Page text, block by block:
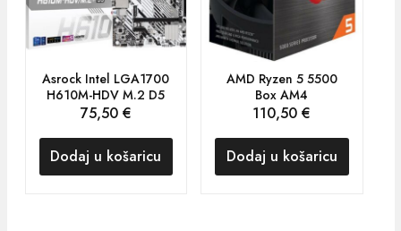
Asrock Intel LGA1700
H610M-HDV M.2 D5
75,50 €
Dodaj u košaricu
AMD Ryzen 5 5500
Box AM4
110,50€
Dodaj u košaricu